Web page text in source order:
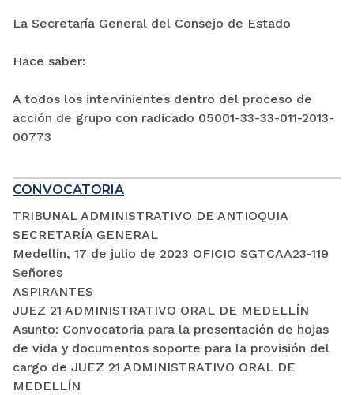
La Secretaría General del Consejo de Estado
Hace saber:
A todos los intervinientes dentro del proceso de
acción de grupo con radicado 05001-33-33-011-2013-
00773
CONVOCATORIA
TRIBUNAL ADMINISTRATIVO DE ANTIOQUIA
SECRETARÍA GENERAL
Medellín, 17 de julio de 2023 OFICIO SGTCAA23-119
Señores
ASPIRANTES
JUEZ 21 ADMINISTRATIVO ORAL DE MEDELLÍN
Asunto: Convocatoria para la presentación de hojas
de vida y documentos soporte para la provisión del
cargo de JUEZ 21 ADMINISTRATIVO ORAL DE
MEDELLÍN